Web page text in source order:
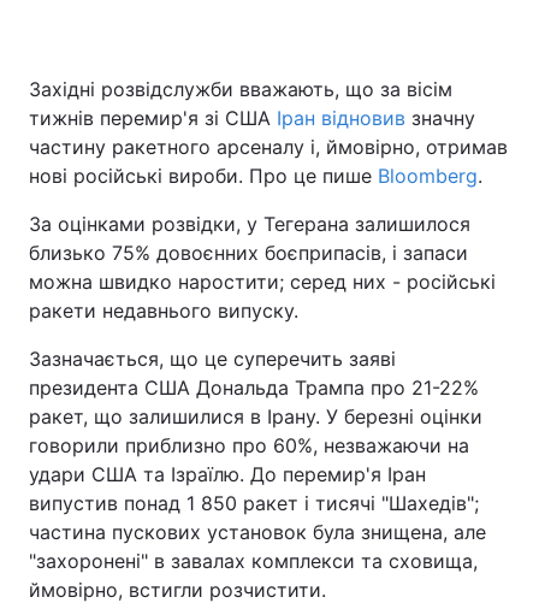
Західні розвідслужби вважають, що за вісім
тижнів перемир'я зі США Іран відновив значну
частину ракетного арсеналу і, ймовірно, отримав
нові російські вироби. Про це пише Bloomberg.
За оцінками розвідки, у Тегерана залишилося
близько 75% довоєнних боєприпасів, і запаси
можна швидко наростити; серед них - російські
ракети недавнього випуску.
Зазначається, що це суперечить заяві
президента США Дональда Трампа про 21-22%
ракет, що залишилися в Ірану. У березні оцінки
говорили приблизно про 60%, незважаючи на
удари США та Ізраїлю. До перемир'я Іран
випустив понад 1 850 ракет і тисячі "Шахедів";
частина пускових установок була знищена, але
"захоронені" в завалах комплекси та сховища,
ймовірно, встигли розчистити.